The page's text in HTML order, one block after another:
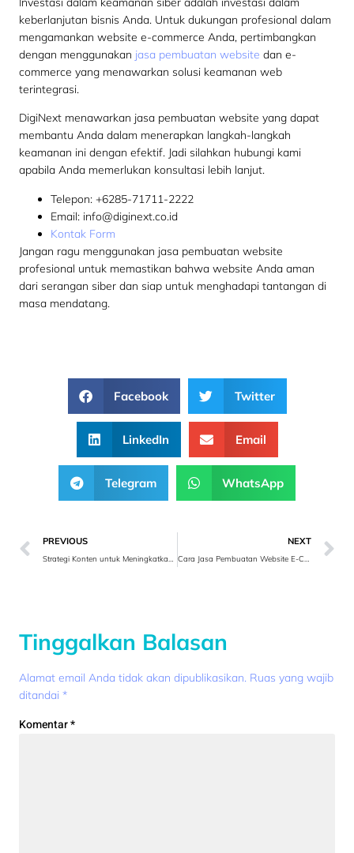
keberlanjutan bisnis Anda. Untuk dukungan profesional dalam
mengamankan website e-commerce Anda, pertimbangkan
dengan menggunakan jasa pembuatan website dan e-
commerce yang menawarkan solusi keamanan web
terintegrasi.
DigiNext menawarkan jasa pembuatan website yang dapat
membantu Anda dalam menerapkan langkah-langkah
keamanan ini dengan efektif. Jadi silahkan hubungi kami
apabila Anda memerlukan konsultasi lebih lanjut.
Telepon: +6285-71711-2222
Email: info@diginext.co.id
Kontak Form
Jangan ragu menggunakan jasa pembuatan website
profesional untuk memastikan bahwa website Anda aman
dari serangan siber dan siap untuk menghadapi tantangan di
masa mendatang.
Facebook Twitter
LinkedIn Email
Telegram WhatsApp
PREVIOUS NEXT
Tinggalkan Balasan
Alamat email Anda tidak akan dipublikasikan. Ruas yang wajib
ditandai *
Komentar*